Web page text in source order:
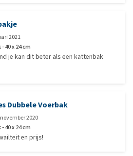
2021
40 x 24 cm
je kan dit beter als een kattenbak
Dubbele Voerbak
2020
40 x 24 cm
en prijs!